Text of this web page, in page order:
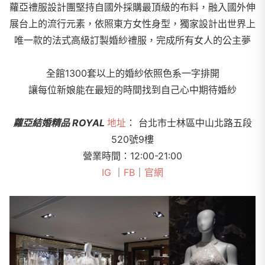
蘿亞禮服設計團堅持自國外採購最頂級的布料，融入國外伸
展台上的流行元素，依照東方女性身型，獨家設計出世界上
唯一款的法式高級訂製婚紗禮服，完成所有女人的公主夢
全館1300套以上的婚紗依照色系一字排開
讓每位新娘能在最短的時間找到自己心中期待婚紗
蘿亞結婚精品 ROYAL 地址 ： 台北市士林區中山北路五段
520號9樓
營業時間：12:00-21:00
IG
FB 官網